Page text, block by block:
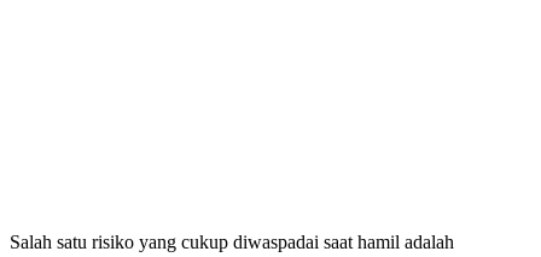
Salah satu risiko yang cukup diwaspadai saat hamil adalah